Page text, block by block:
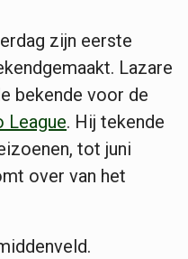
zijn eerste
Lazare
bekende voor de
League. Hij tekende
tot juni
over van het